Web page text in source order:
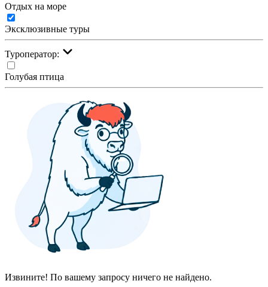
Отдых на море
Эксклюзивные туры
Туроператор:
Голубая птица
Извините! По вашему запросу ничего не найдено.